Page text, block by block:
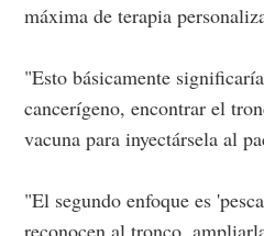
máxima de terapia
"Esto básicamente
cancerígeno, encontrar el
vacuna para inyectársela al
"El segundo enfoque es